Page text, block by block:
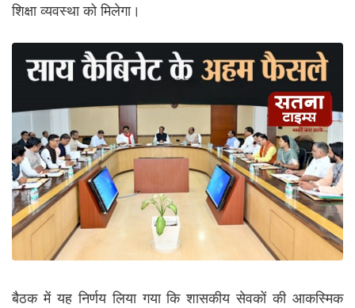
शिक्षा व्यवस्था को मिलेगा।
बैठक में यह निर्णय लिया गया कि शासकीय सेवकों की आकस्मिक